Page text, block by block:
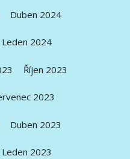
Duben 2024
Leden 2024
Říjen 2023
2023
Duben 2023
Leden 2023